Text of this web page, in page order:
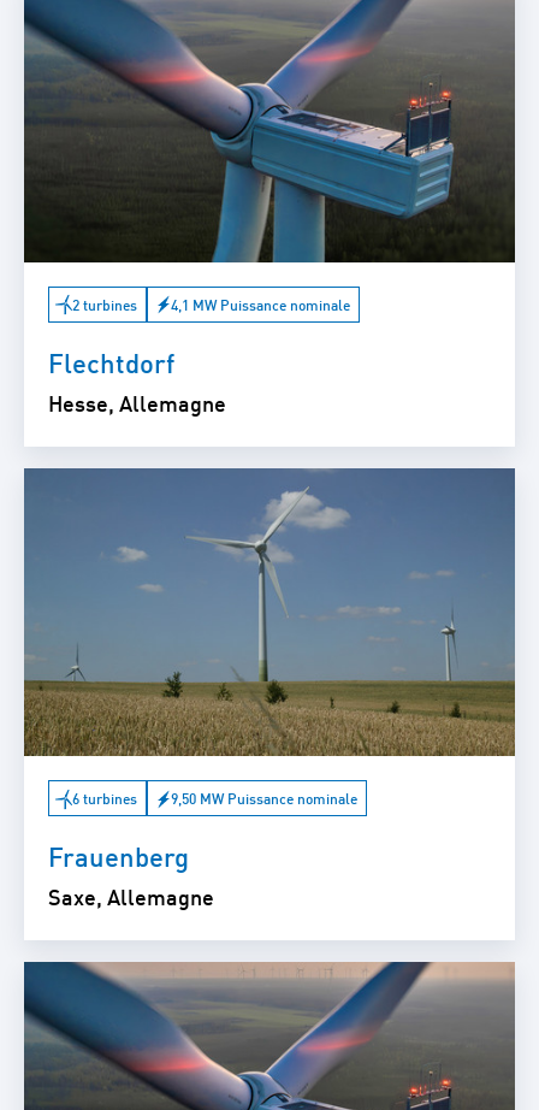
2 turbines 4,1 MW Puissance nominale
Flechtdorf
Hesse, Allemagne
6 turbines 9,50 MW Puissance nominale
Frauenberg
Saxe, Allemagne